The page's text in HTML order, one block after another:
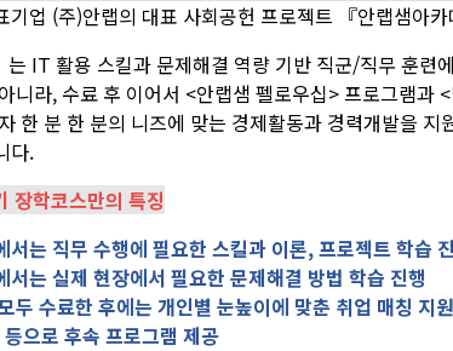
기업 (주)안랩의 대표 사회공헌 프로젝트 『안랩샘아
는 IT 활용 스킬과 문제해결 역량 기반 직군/직무 훈련
니라, 수료 후 이어서 <안랩샘 펠로우십> 프로그램과
한 분 한 분의 니즈에 맞는 경제활동과 경력개발을 지
다.
장학코스만의 특징
서는 직무 수행에 필요한 스킬과 이론, 프로젝트 학습
서는 실제 현장에서 필요한 문제해결 방법 학습 진행
두 수료한 후에는 개인별 눈높이에 맞춘 취업 매칭 지
으로 후속 프로그램 제공